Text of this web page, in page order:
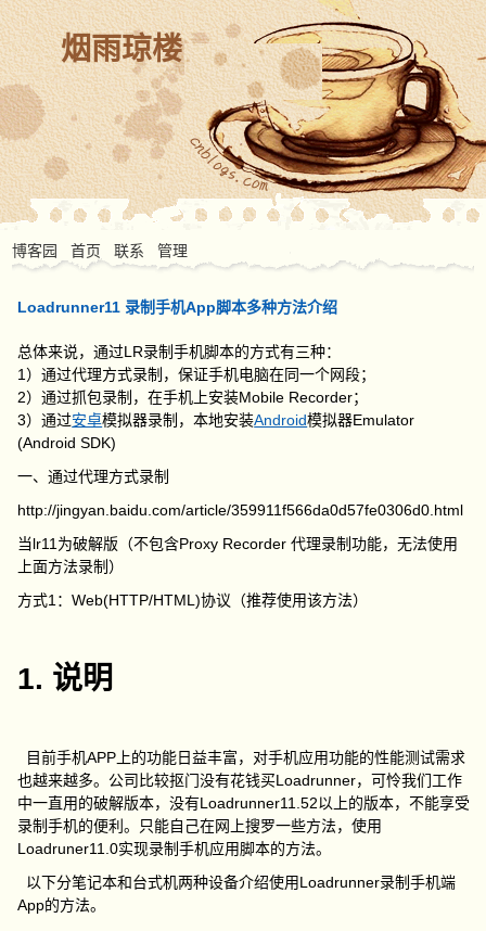
烟雨琼楼
博客园 首页 联系 管理
Loadrunner11 录制手机App脚本多种方法介绍
总体来说，通过LR录制手机脚本的方式有三种：
1）通过代理方式录制，保证手机电脑在同一个网段；
2）通过抓包录制，在手机上安装Mobile Recorder；
3）通过安卓模拟器录制，本地安装Android模拟器Emulator
(Android SDK)
一、通过代理方式录制
http://jingyan.baidu.com/article/359911f566da0d57fe0306d0.html
当lr11为破解版（不包含Proxy Recorder 代理录制功能，无法使用
上面方法录制）
方式1：Web(HTTP/HTML)协议（推荐使用该方法）
1. 说明
目前手机APP上的功能日益丰富，对手机应用功能的性能测试需求
也越来越多。公司比较抠门没有花钱买Loadrunner，可怜我们工作
中一直用的破解版本，没有Loadrunner11.52以上的版本，不能享受
录制手机的便利。只能自己在网上搜罗一些方法，使用
Loadruner11.0实现录制手机应用脚本的方法。
以下分笔记本和台式机两种设备介绍使用Loadrunner录制手机端
App的方法。